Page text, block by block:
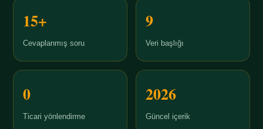
15+
Cevaplanmış soru
9
Veri başlığı
0
Ticari yönlendirme
2026
Güncel içerik